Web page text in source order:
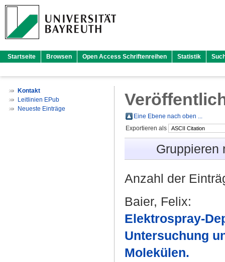
Startseite Browsen Open Access Schriftenreihen Statistik
Kontakt
Leitlinien EPub
Neueste Einträge
Eine Ebene nach oben ...
Exportieren als
Anzahl der
Baier, Felix:
Elektrospray-
Untersuchung
Molekülen.